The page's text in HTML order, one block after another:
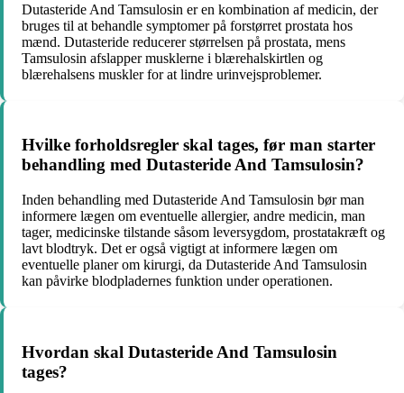
Dutasteride And Tamsulosin er en kombination af medicin, der
bruges til at behandle symptomer på forstørret prostata hos
mænd. Dutasteride reducerer størrelsen på prostata, mens
Tamsulosin afslapper musklerne i blærehalskirtlen og
blærehalsens muskler for at lindre urinvejsproblemer.
Hvilke forholdsregler skal tages, før man starter
behandling med Dutasteride And Tamsulosin?
Inden behandling med Dutasteride And Tamsulosin bør man
informere lægen om eventuelle allergier, andre medicin, man
tager, medicinske tilstande såsom leversygdom, prostatakræft og
lavt blodtryk. Det er også vigtigt at informere lægen om
eventuelle planer om kirurgi, da Dutasteride And Tamsulosin
kan påvirke blodpladernes funktion under operationen.
Hvordan skal Dutasteride And Tamsulosin
tages?